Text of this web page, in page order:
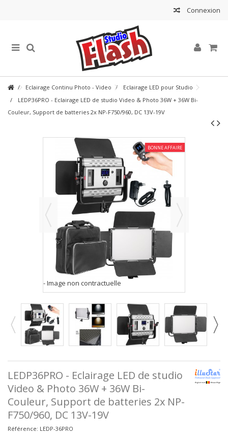
Connexion
Eclairage Continu Photo - Video
Eclairage LED pour Studio
LEDP36PRO - Eclairage LED de studio Video & Photo 36W + 36W Bi-
Couleur, Support de batteries 2x NP-F750/960, DC 13V-19V
BONNE AFFAIRE
- Image non contractuelle
LEDP36PRO - Eclairage LED de studio
Video & Photo 36W + 36W Bi-
Couleur, Support de batteries 2x NP-
F750/960, DC 13V-19V
Référence: LEDP-36PRO